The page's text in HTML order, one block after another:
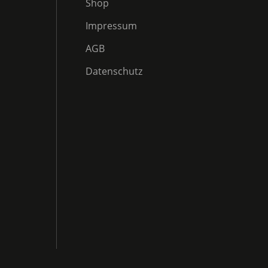
Shop
Impressum
AGB
Datenschutz